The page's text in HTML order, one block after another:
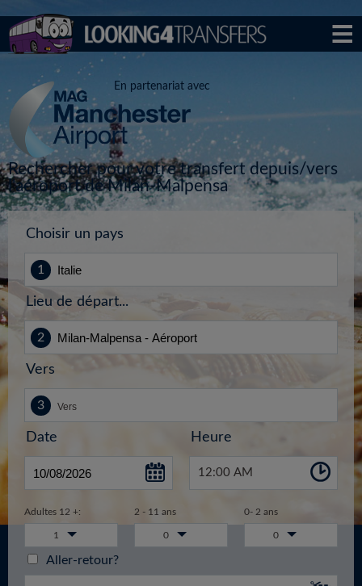
En partenariat avec
Rechercher pour votre transfert depuis/vers
l'aéroport de Milan-Malpensa
Choisir un pays
Lieu de départ...
Vers
Date Heure
12:00 AM
Adultes 12 +: 2 - 11 ans 0- 2 ans
1 0 0
Aller-retour?